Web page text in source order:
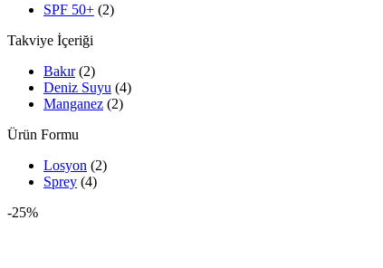
SPF 50+ (2)
Takviye İçeriği
Bakır (2)
Deniz Suyu (4)
Manganez (2)
Ürün Formu
Losyon (2)
Sprey (4)
-25%